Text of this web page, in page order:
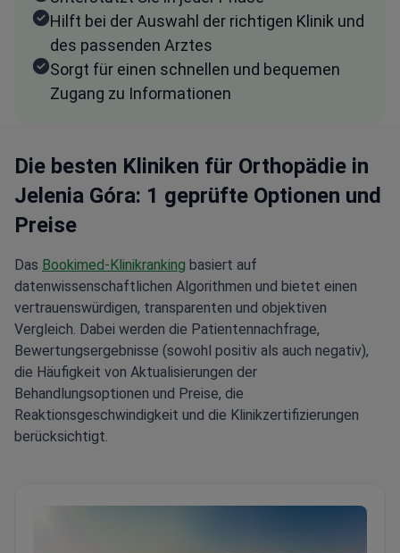
Hilft bei der Auswahl der richtigen Klinik und
des passenden Arztes
Sorgt für einen schnellen und bequemen
Zugang zu Informationen
Die besten Kliniken für Orthopädie in
Jelenia Góra: 1 geprüfte Optionen und
Preise
Das Bookimed-Klinikranking basiert auf
datenwissenschaftlichen Algorithmen und bietet einen
vertrauenswürdigen, transparenten und objektiven
Vergleich. Dabei werden die Patientennachfrage,
Bewertungsergebnisse (sowohl positiv als auch negativ),
die Häufigkeit von Aktualisierungen der
Behandlungsoptionen und Preise, die
Reaktionsgeschwindigkeit und die Klinikzertifizierungen
berücksichtigt.